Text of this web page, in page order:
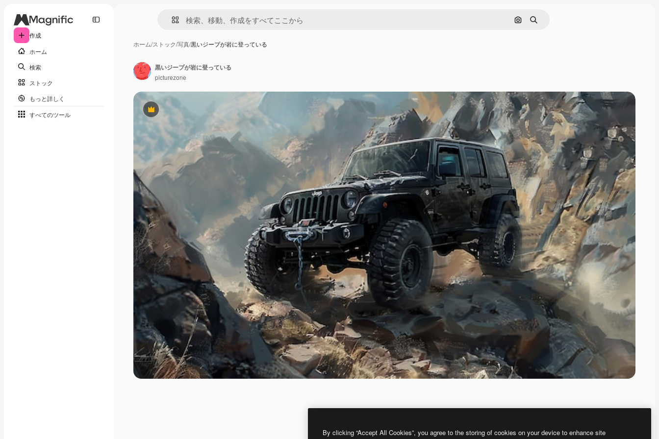
作成
ホーム
検索
ストック
もっと詳しく
すべてのツール
画像で検索
検索
ホーム/ストック/写真/黒いジープが岩に登っている
Premium
黒いジープが岩に登っている
picturezone
By clicking “Accept All Cookies”, you agree to the storing of cookies on your device to enhance site